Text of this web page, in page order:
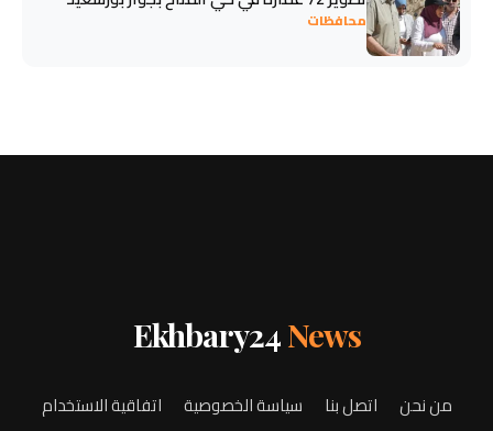
محافظات
Ekhbary24News
من نحن اتصل بنا سياسة الخصوصية اتفاقية الاستخدام